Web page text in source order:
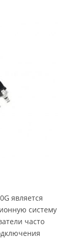
является
систему
часто